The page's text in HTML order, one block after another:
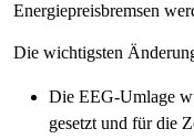
Energiepreisbremsen
Die wichtigsten
Die EEG-Umlage
gesetzt und für die